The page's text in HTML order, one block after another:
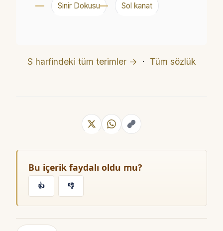
Sinir Dokusu Sol kanat
S harfindeki tüm terimler → · Tüm sözlük
Bu içerik faydalı oldu mu?
👍 👎